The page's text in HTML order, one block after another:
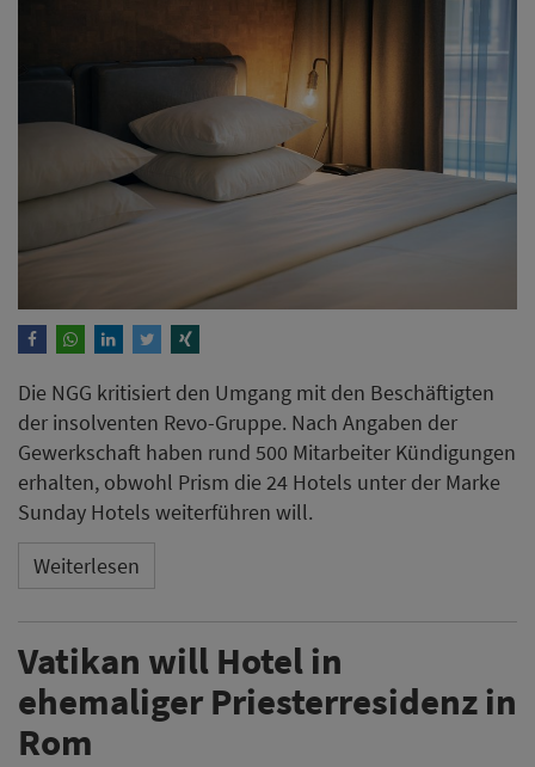
Die NGG kritisiert den Umgang mit den Beschäftigten
der insolventen Revo-Gruppe. Nach Angaben der
Gewerkschaft haben rund 500 Mitarbeiter Kündigungen
erhalten, obwohl Prism die 24 Hotels unter der Marke
Sunday Hotels weiterführen will.
Weiterlesen
Vatikan will Hotel in
ehemaliger Priesterresidenz in
Rom